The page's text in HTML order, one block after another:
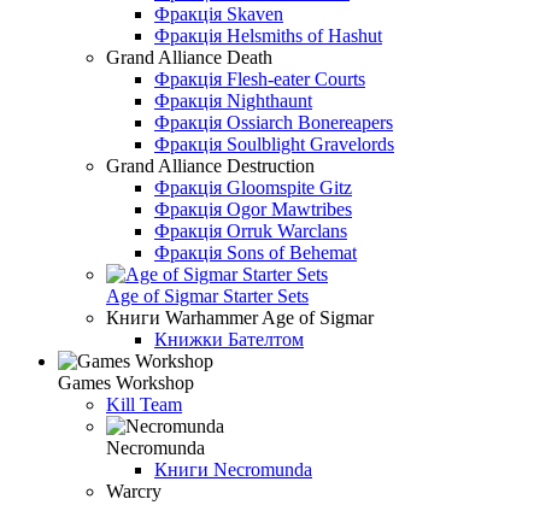
Фракція Skaven
Фракція Helsmiths of Hashut
Grand Alliance Death
Фракція Flesh-eater Courts
Фракція Nighthaunt
Фракція Ossiarch Bonereapers
Фракція Soulblight Gravelords
Grand Alliance Destruction
Фракція Gloomspite Gitz
Фракція Ogor Mawtribes
Фракція Orruk Warclans
Фракція Sons of Behemat
Age of Sigmar Starter Sets
Книги Warhammer Age of Sigmar
Книжки Бателтом
Games Workshop
Kill Team
Necromunda
Книги Necromunda
Warcry